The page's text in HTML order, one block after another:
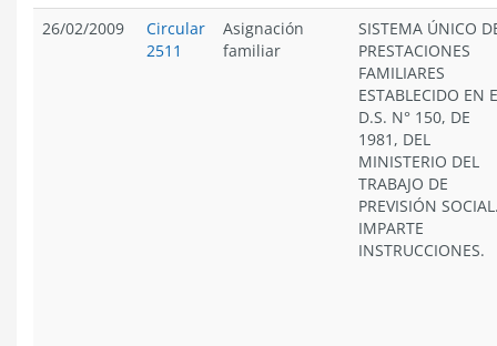
26/02/2009
Circular
2511
Asignación
familiar
SISTEMA ÚNICO
PRESTACIONES
FAMILIARES
ESTABLECIDO EN
D.S. N° 150, DE
1981, DEL
MINISTERIO DEL
TRABAJO DE
PREVISIÓN
IMPARTE
INSTRUCCIONES.